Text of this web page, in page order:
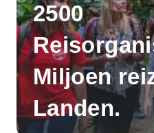
2500
Miljoen
Landen.